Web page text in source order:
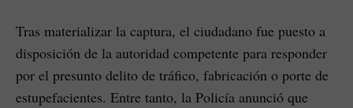
Tras materializar la captura, el ciudadano fue puesto a
disposición de la autoridad competente para responder
por el presunto delito de tráfico, fabricación o porte de
estupefacientes. Entre tanto, la Policía anunció que